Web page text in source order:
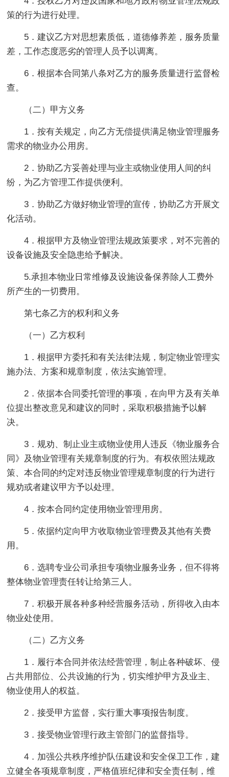
策的行为进行处理。
5．建议乙方对思想素质低，道德修养差，服务质量
差，工作态度恶劣的管理人员予以调离。
6．根据本合同第八条对乙方的服务质量进行监督检
查。
（二）甲方义务
1．按有关规定，向乙方无偿提供满足物业管理服务
需求的物业办公用房。
2．协助乙方妥善处理与业主或物业使用人间的纠
纷，为乙方管理工作提供便利。
3．协助乙方做好物业管理的宣传，协助乙方开展文
化活动。
4．根据甲方及物业管理法规政策要求，对不完善的
设备设施及安全隐患给予解决。
5.承担本物业日常维修及设施设备保养除人工费外
所产生的一切费用。
第七条乙方的权利和义务
（一）乙方权利
1．根据甲方委托和有关法律法规，制定物业管理实
施办法、方案和规章制度，依法实施管理。
2．依据本合同委托管理的事项，在向甲方及有关单
位提出整改意见和建议的同时，采取积极措施予以解
决。
3．规劝、制止业主或物业使用人违反《物业服务合
同》及物业管理有关规章制度的行为。有权依照法规政
策、本合同的约定对违反物业管理规章制度的行为进行
规劝或者建议甲方予以处理。
4．按本合同约定使用物业管理用房。
5．依据约定向甲方收取物业管理费及其他有关费
用。
6．选聘专业公司承担专项物业服务业务，但不得将
整体物业管理责任转让给第三人。
7．积极开展各种多种经营服务活动，所得收入由本
物业处使用。
（二）乙方义务
1．履行本合同并依法经营管理，制止各种破坏、侵
占共用部位、公共设施的行为，切实维护甲方及业主、
物业使用人的权益。
2．接受甲方监督，实行重大事项报告制度。
3．接受物业管理行政主管部门的监督指导。
4．加强公共秩序维护队伍建设和安全保卫工作，建
立健全各项规章制度，严格值班纪律和安全责任制，维